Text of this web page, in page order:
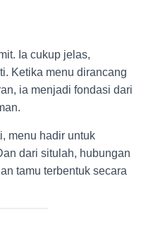
Ia cukup jelas,
Ketika menu dirancang
ia menjadi fondasi dari
menu hadir untuk
dari situlah, hubungan
tamu terbentuk secara